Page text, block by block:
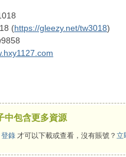
(https://gleezy.net/tw3018)
中包含更多資源
登錄 才可以下載或查看，沒有賬號？ 立